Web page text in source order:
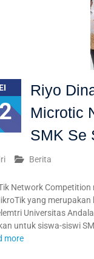
Riyo
Microtic
SMK Se
Berita
Network
yang merupakan
Universitas
untuk siswa-siswi
more